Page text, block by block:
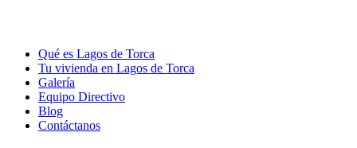
Qué es Lagos de Torca
Tu vivienda en Lagos de Torca
Galería
Equipo Directivo
Blog
Contáctanos